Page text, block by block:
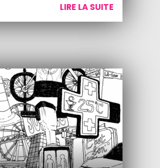
LIRE LA SUITE